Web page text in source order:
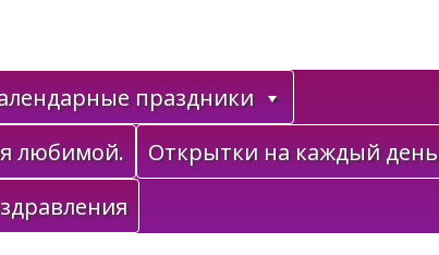
праздники
любимой.
Открытки на каждый день